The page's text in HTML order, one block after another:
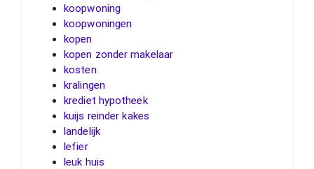
koopwoning
koopwoningen
kopen
kopen zonder makelaar
kosten
kralingen
krediet hypotheek
kuijs reinder kakes
landelijk
lefier
leuk huis